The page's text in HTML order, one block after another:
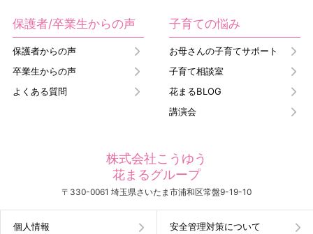
保護者/卒業生からの声
保護者からの声
卒業生からの声
よくある質問
子育ての悩み
お母さんの子育てサポート
子育て相談室
花まるBLOG
講演会
株式会社こうゆう
花まるグループ
〒330-0061 埼玉県さいたま市浦和区常盤9-19-10
個人情報 安全管理対策について